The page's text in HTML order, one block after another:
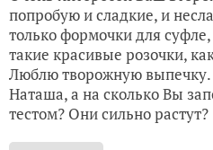
попробую и сладкие, и
только формочки для
такие красивые розочки,
Люблю творожную выпечку.
Наташа, а на сколько Вы
тестом? Они сильно растут?